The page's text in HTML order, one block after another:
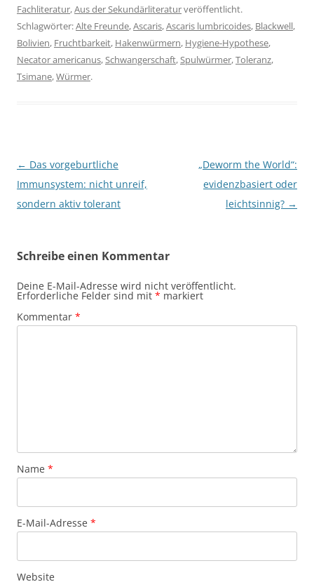
Fachliteratur,Aus der Sekundärliteraturveröffentlicht.
Schlagwörter:Alte Freunde,Ascaris,Ascaris lumbricoides, Blackwell,
Bolivien, Fruchtbarkeit, Hakenwürmern, Hygiene-Hypothese,
Necator americanus,Schwangerschaft,Spulwürmer,Toleranz,
Tsimane,Würmer.
Beitragsnavigation
← Das vorgeburtliche
Immunsystem: nicht unreif,
sondern aktiv tolerant
„Deworm the World“:
evidenzbasiert oder
leichtsinnig? →
Schreibe einen Kommentar
Deine E-Mail-Adresse wird nicht veröffentlicht.
Erforderliche Felder sind mit * markiert
Kommentar *
Name *
E-Mail-Adresse *
Website